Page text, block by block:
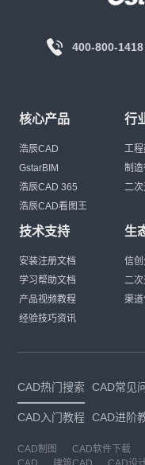
400-800-1418
核心产品
浩辰CAD
GstarBIM
浩辰CAD 365
浩辰CAD看图王
行
工
制
二
技术支持
安装注册文档
学习帮助文档
产品视频教程
经验技巧资讯
生
信
二
渠
CAD热门搜索 CAD常见
CAD入门教程 CAD进阶
CAD制图 CAD软件下载